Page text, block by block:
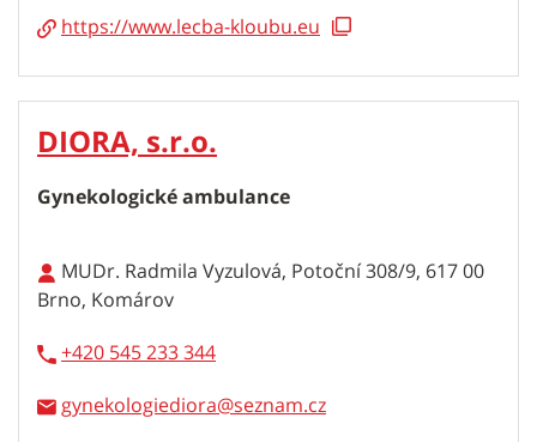
https://www.lecba-kloubu.eu
DIORA, s.r.o.
Gynekologické ambulance
MUDr. Radmila Vyzulová, Potoční 308/9, 617 00
Brno, Komárov
+420 545 233 344
gynekologiediora